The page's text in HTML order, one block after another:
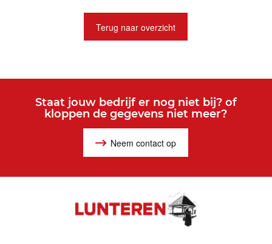
Terug naar overzicht
Staat jouw bedrijf er nog niet bij? of
kloppen de gegevens niet meer?
Neem contact op